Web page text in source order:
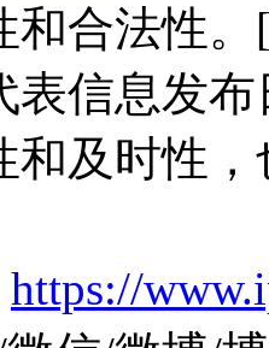
和合法性。
表信息发
和及时性
https://